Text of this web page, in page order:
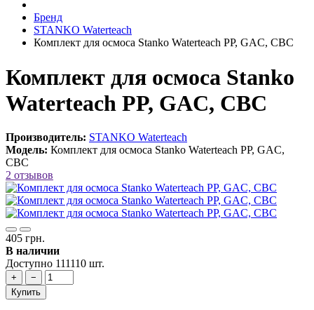
Бренд
STANKO Waterteach
Комплект для осмоса Stanko Waterteach PP, GAC, CBC
Комплект для осмоса Stanko
Waterteach PP, GAC, CBC
Производитель: STANKO Waterteach
Модель: Комплект для осмоса Stanko Waterteach PP, GAC,
CBC
2 отзывов
405 грн.
В наличии
Доступно 111110 шт.
+
−
Купить